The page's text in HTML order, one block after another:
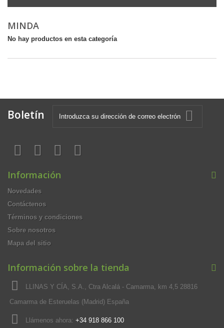
MINDA
No hay productos en esta categoría
Boletín
Información
Novedades
Contáctenos
Términos y condiciones
Sobre nosotros
Mapa del sitio
Información sobre la tienda
LLINAS Y CÍA, S.A., Ctra Alcalá - Camarma, km 4,5 28816
Camarma de Esteruelas (Madrid) España
Llámenos ahora: +34 918 866 100